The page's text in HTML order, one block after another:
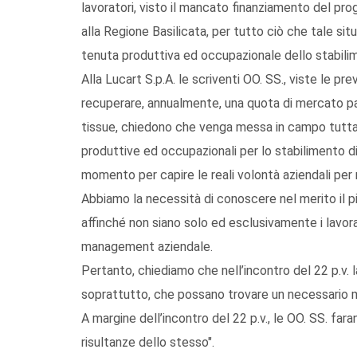
lavoratori, visto il mancato finanziamento del
alla Regione Basilicata, per tutto ciò che tale
tenuta produttiva ed occupazionale dello
Alla Lucart S.p.A. le scriventi OO. SS., viste le
recuperare, annualmente, una quota di mercato
tissue, chiedono che venga messa in campo
produttive ed occupazionali per lo stabilimento
momento per capire le reali volontà aziendali
Abbiamo la necessità di conoscere nel merito il
affinché non siano solo ed esclusivamente i
management aziendale.
Pertanto, chiediamo che nell’incontro del 22
soprattutto, che possano trovare un necessario
A margine dell’incontro del 22 p.v., le OO. SS.
risultanze dello stesso".